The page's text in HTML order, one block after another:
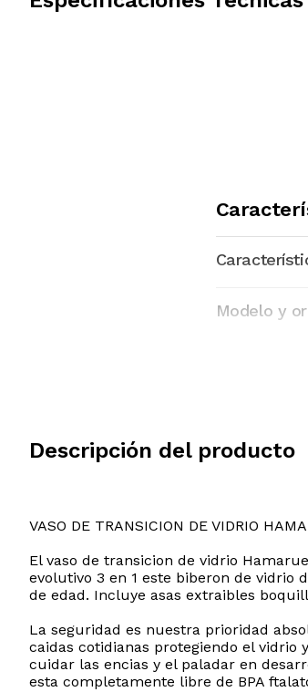
Modelo y
Descripción del producto
VASO DE TRANSICION DE VIDRIO
El vaso de transicion de vidrio
evolutivo 3 en 1 este biberon de vidrio
de edad. Incluye asas extraibles
La seguridad es nuestra prioridad
caidas cotidianas protegiendo el vidrio
cuidar las encias y el paladar en
esta completamente libre de BPA